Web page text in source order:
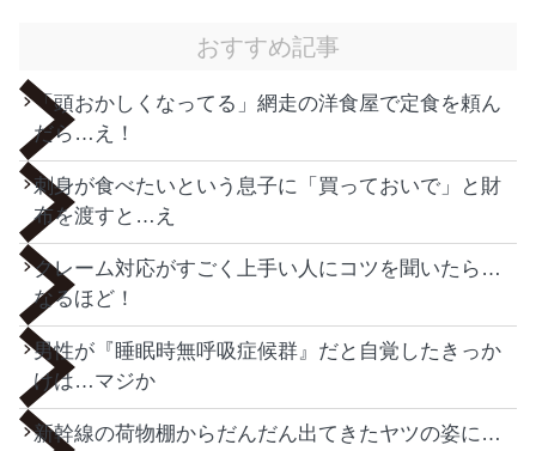
おすすめ記事
「頭おかしくなってる」網走の洋食屋で定食を頼ん
だら…え！
刺身が食べたいという息子に「買っておいで」と財
布を渡すと…え
クレーム対応がすごく上手い人にコツを聞いたら…
なるほど！
男性が『睡眠時無呼吸症候群』だと自覚したきっか
けは…マジか
新幹線の荷物棚からだんだん出てきたヤツの姿に…